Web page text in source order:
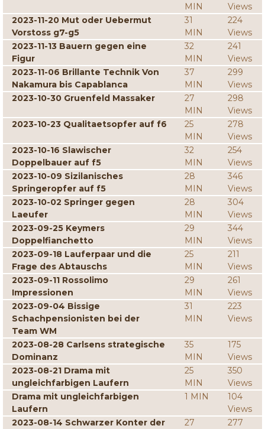
MIN
Views
2023-11-20 Mut oder Uebermut
Vorstoss g7-g5
31
MIN
224
Views
2023-11-13 Bauern gegen eine
Figur
32
MIN
241
Views
2023-11-06 Brillante Technik Von
Nakamura bis Capablanca
37
MIN
299
Views
2023-10-30 Gruenfeld Massaker
27
MIN
298
Views
2023-10-23 Qualitaetsopfer auf f6
25
MIN
278
Views
2023-10-16 Slawischer
Doppelbauer auf f5
32
MIN
254
Views
2023-10-09 Sizilanisches
Springeropfer auf f5
28
MIN
346
Views
2023-10-02 Springer gegen
Laeufer
28
MIN
304
Views
2023-09-25 Keymers
Doppelfianchetto
29
MIN
344
Views
2023-09-18 Lauferpaar und die
Frage des Abtauschs
25
MIN
211
Views
2023-09-11 Rossolimo
Impressionen
29
MIN
261
Views
2023-09-04 Bissige
Schachpensionisten bei der
Team WM
31
MIN
223
Views
2023-08-28 Carlsens strategische
Dominanz
35
MIN
175
Views
2023-08-21 Drama mit
ungleichfarbigen Laufern
25
MIN
350
Views
Drama mit ungleichfarbigen
Laufern
1 MIN
104
Views
2023-08-14 Schwarzer Konter der
27
277